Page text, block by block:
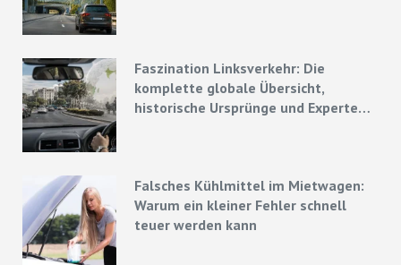
Faszination Linksverkehr: Die
komplette globale Übersicht,
historische Ursprünge und Experten-
Falsches Kühlmittel im Mietwagen:
Warum ein kleiner Fehler schnell
teuer werden kann